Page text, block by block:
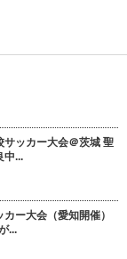
ッカー大会＠茨城 聖
中...
ー大会（愛知開催）
...